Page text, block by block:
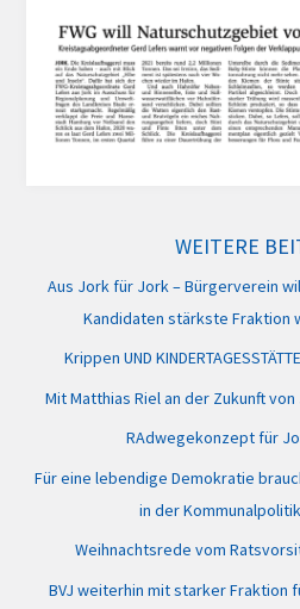
WEITERE
Aus Jork für Jork – Bürgerverein
Kandidaten stärkste Fraktion
Krippen UND
Mit Matthias Riel an der Zukunft
RAdwegekonzept für
Für eine lebendige Demokratie
in der Kommunalpolitik
Weihnachtsrede vom
BVJ weiterhin mit starker Fraktion